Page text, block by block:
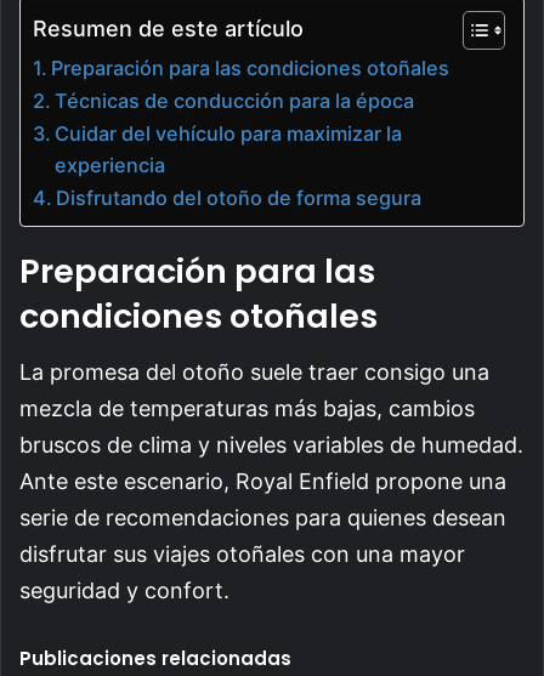
Resumen de este artículo
Preparación para las condiciones otoñales
Técnicas de conducción para la época
Cuidar del vehículo para maximizar la
experiencia
Disfrutando del otoño de forma segura
Preparación para las
condiciones otoñales
La promesa del otoño suele traer consigo una
mezcla de temperaturas más bajas, cambios
bruscos de clima y niveles variables de humedad.
Ante este escenario, Royal Enfield propone una
serie de recomendaciones para quienes desean
disfrutar sus viajes otoñales con una mayor
seguridad y confort.
Publicaciones relacionadas